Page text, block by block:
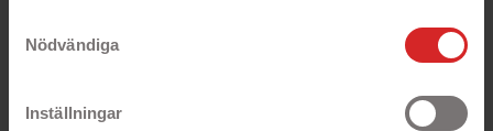
Nödvändiga
Inställningar
Snabbfakta!
- Skyddar din telefon från repor och smuts